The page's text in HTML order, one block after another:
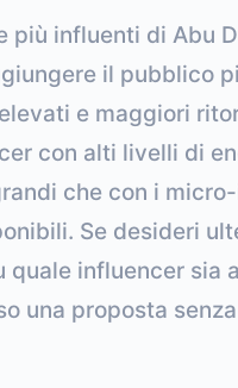
più influenti di Abu
il pubblico
e maggiori
con alti livelli di
che con i
Se desideri
quale influencer
una proposta